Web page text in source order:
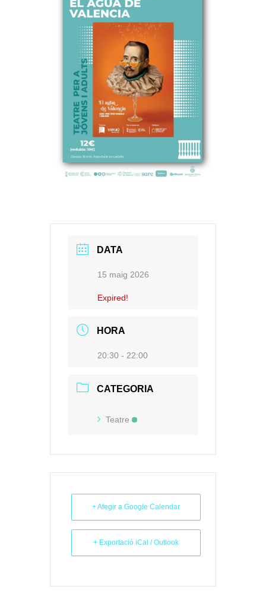
DATA
15 maig 2026
Expired!
HORA
20:30 - 22:00
CATEGORIA
Teatre
+ Afegir a Google Calendar
+ Exportació iCal / Outlook